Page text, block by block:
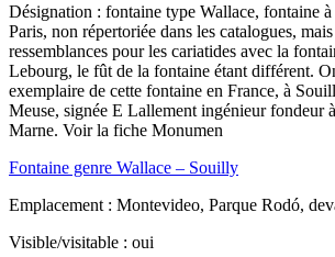
Désignation : fontaine type Wallace, fontaine
Paris, non répertoriée dans les catalogues,
ressemblances pour les cariatides avec la
Lebourg, le fût de la fontaine étant différent.
exemplaire de cette fontaine en France, à
Meuse, signée E Lallement ingénieur fondeur
Marne. Voir la fiche Monumen
Fontaine genre Wallace – Souilly
Emplacement : Montevideo, Parque Rodó,
Visible/visitable : oui